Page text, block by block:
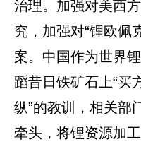
治理。加强对美西
究，加强对“锂欧佩
案。中国作为世界
蹈昔日铁矿石上“买
纵”的教训，相关部
牵头，将锂资源加